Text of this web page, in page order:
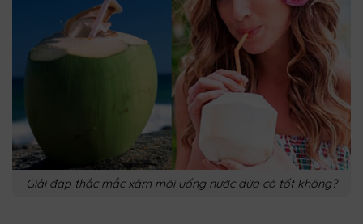
Giải đáp thắc mắc xăm môi uống nước dừa có tốt không?